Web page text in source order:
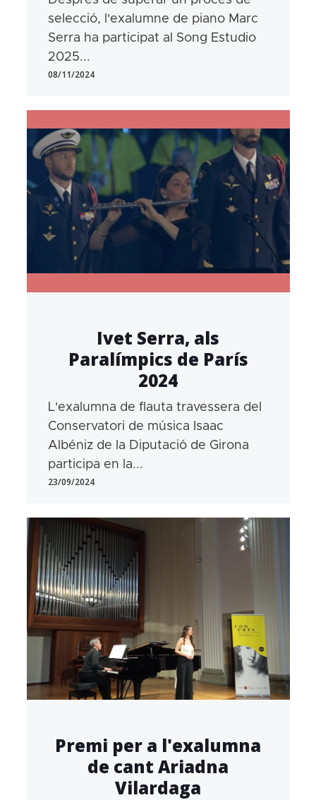
selecció, l'exalumne de piano Marc
Serra ha participat al Song Estudio
2025...
08/11/2024
Ivet Serra, als
Paralímpics de París
2024
L'exalumna de flauta travessera del
Conservatori de música Isaac
Albéniz de la Diputació de Girona
participa en la...
23/09/2024
Premi per a l'exalumna
de cant Ariadna
Vilardaga